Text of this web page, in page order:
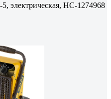
электрическая, НС-1274968